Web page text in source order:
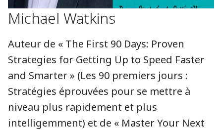
Michael Watkins
Auteur de « The First 90 Days: Proven
Strategies for Getting Up to Speed Faster
and Smarter » (Les 90 premiers jours :
Stratégies éprouvées pour se mettre à
niveau plus rapidement et plus
intelligemment) et de « Master Your Next